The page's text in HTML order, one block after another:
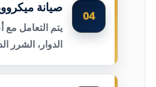
04
صيانة
يتم التعامل
الدوار،